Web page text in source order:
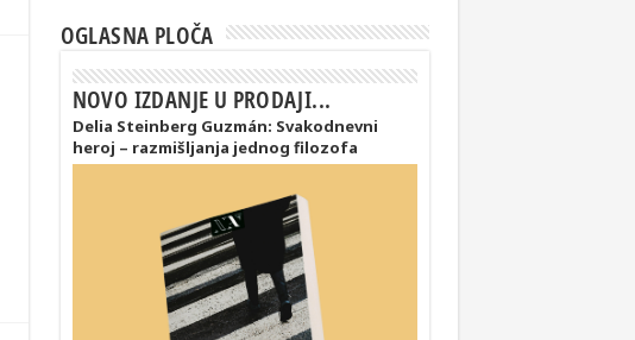
OGLASNA PLOČA
NOVO IZDANJE U PRODAJI...
Delia Steinberg Guzmán: Svakodnevni
heroj – razmišljanja jednog filozofa